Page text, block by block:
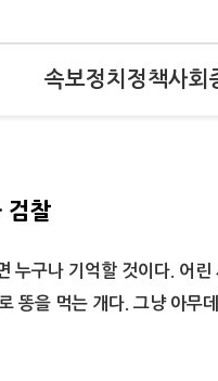
속보정치 정책사회
검찰
누구나 기억할 것이다. 어
똥을 먹는 개다. 그냥 아무